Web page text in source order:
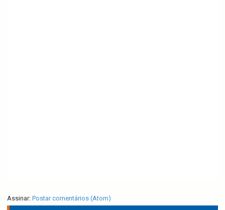
Assinar: Postar comentários (Atom)